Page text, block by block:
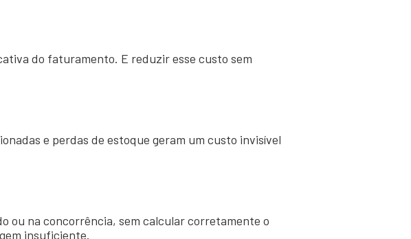
do faturamento. E reduzir esse custo sem
e perdas de estoque geram um custo invisível
ou na concorrência, sem calcular corretamente o
insuficiente.